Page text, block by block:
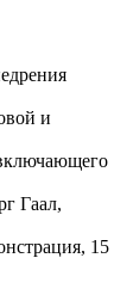
и
Гаал,
15